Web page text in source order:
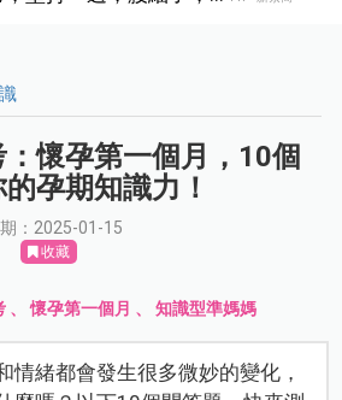
懷孕第一個月，10個
孕期知識力！
：2025-01-15
收藏
、懷孕第一個月 、知識型準媽媽
情緒都會發生很多微妙的變化，